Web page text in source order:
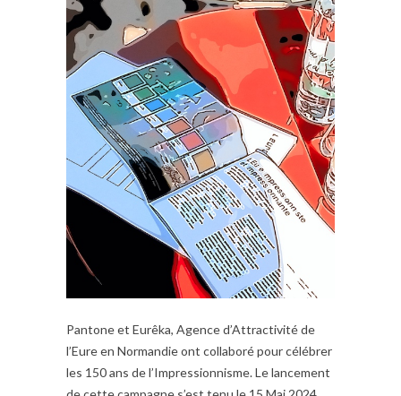
Pantone et Eurêka, Agence d’Attractivité de
l’Eure en Normandie ont collaboré pour célébrer
les 150 ans de l’Impressionnisme. Le lancement